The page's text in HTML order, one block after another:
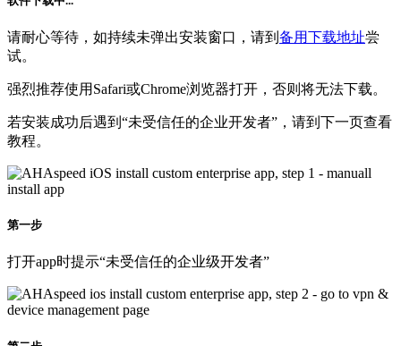
请耐心等待，如持续未弹出安装窗口，请到 备用下载地址 尝
试。
强烈推荐使用Safari或Chrome浏览器打开，否则将无法下载。
若安装成功后遇到“未受信任的企业开发者”，请到下一页查看
教程。
第一步
打开app时提示“未受信任的企业级开发者”
第二步